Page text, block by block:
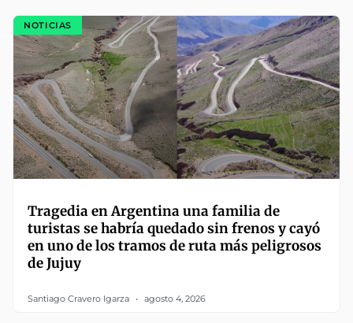
NOTICIAS
Tragedia en Argentina una familia de
turistas se habría quedado sin frenos y cayó
en uno de los tramos de ruta más peligrosos
de Jujuy
Santiago Cravero Igarza agosto 4, 2026